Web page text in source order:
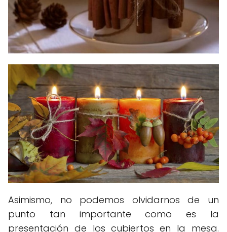
Asimismo, no podemos olvidarnos de un
punto tan importante como es la
presentación de los cubiertos en la mesa.